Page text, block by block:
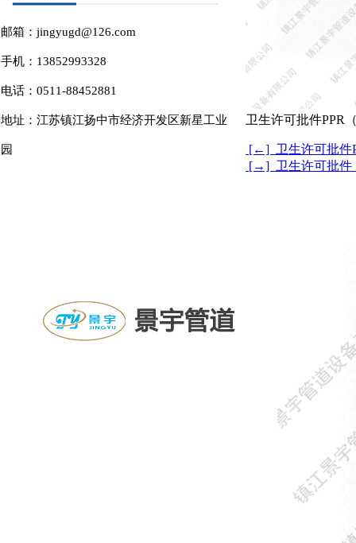
邮箱：jingyugd@126.com
手机：13852993328
电话：0511-88452881
地址：江苏镇江扬中市经济开发区新星工业
园
卫生许可批件PPR
[←] 卫生许可批件
[→] 卫生许可批件
地址：江苏镇江扬中市经济开发区新星工业园